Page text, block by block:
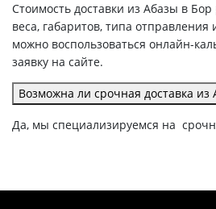
Стоимость доставки из Абазы в
веса, габаритов, типа
можно воспользоваться онлайн-
заявку на сайте.
Возможна ли срочная доставка из
Да, мы специализируемся на